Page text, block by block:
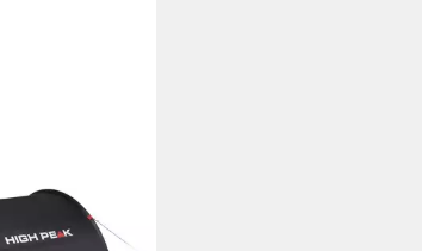
Vision 2,